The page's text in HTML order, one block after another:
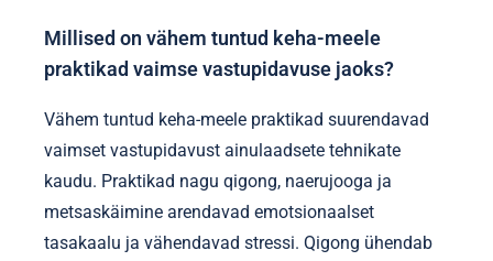
Millised on vähem tuntud keha-meele
praktikad vaimse vastupidavuse jaoks?
Vähem tuntud keha-meele praktikad suurendavad
vaimset vastupidavust ainulaadsete tehnikate
kaudu. Praktikad nagu qigong, naerujooga ja
metsaskäimine arendavad emotsionaalset
tasakaalu ja vähendavad stressi. Qigong ühendab